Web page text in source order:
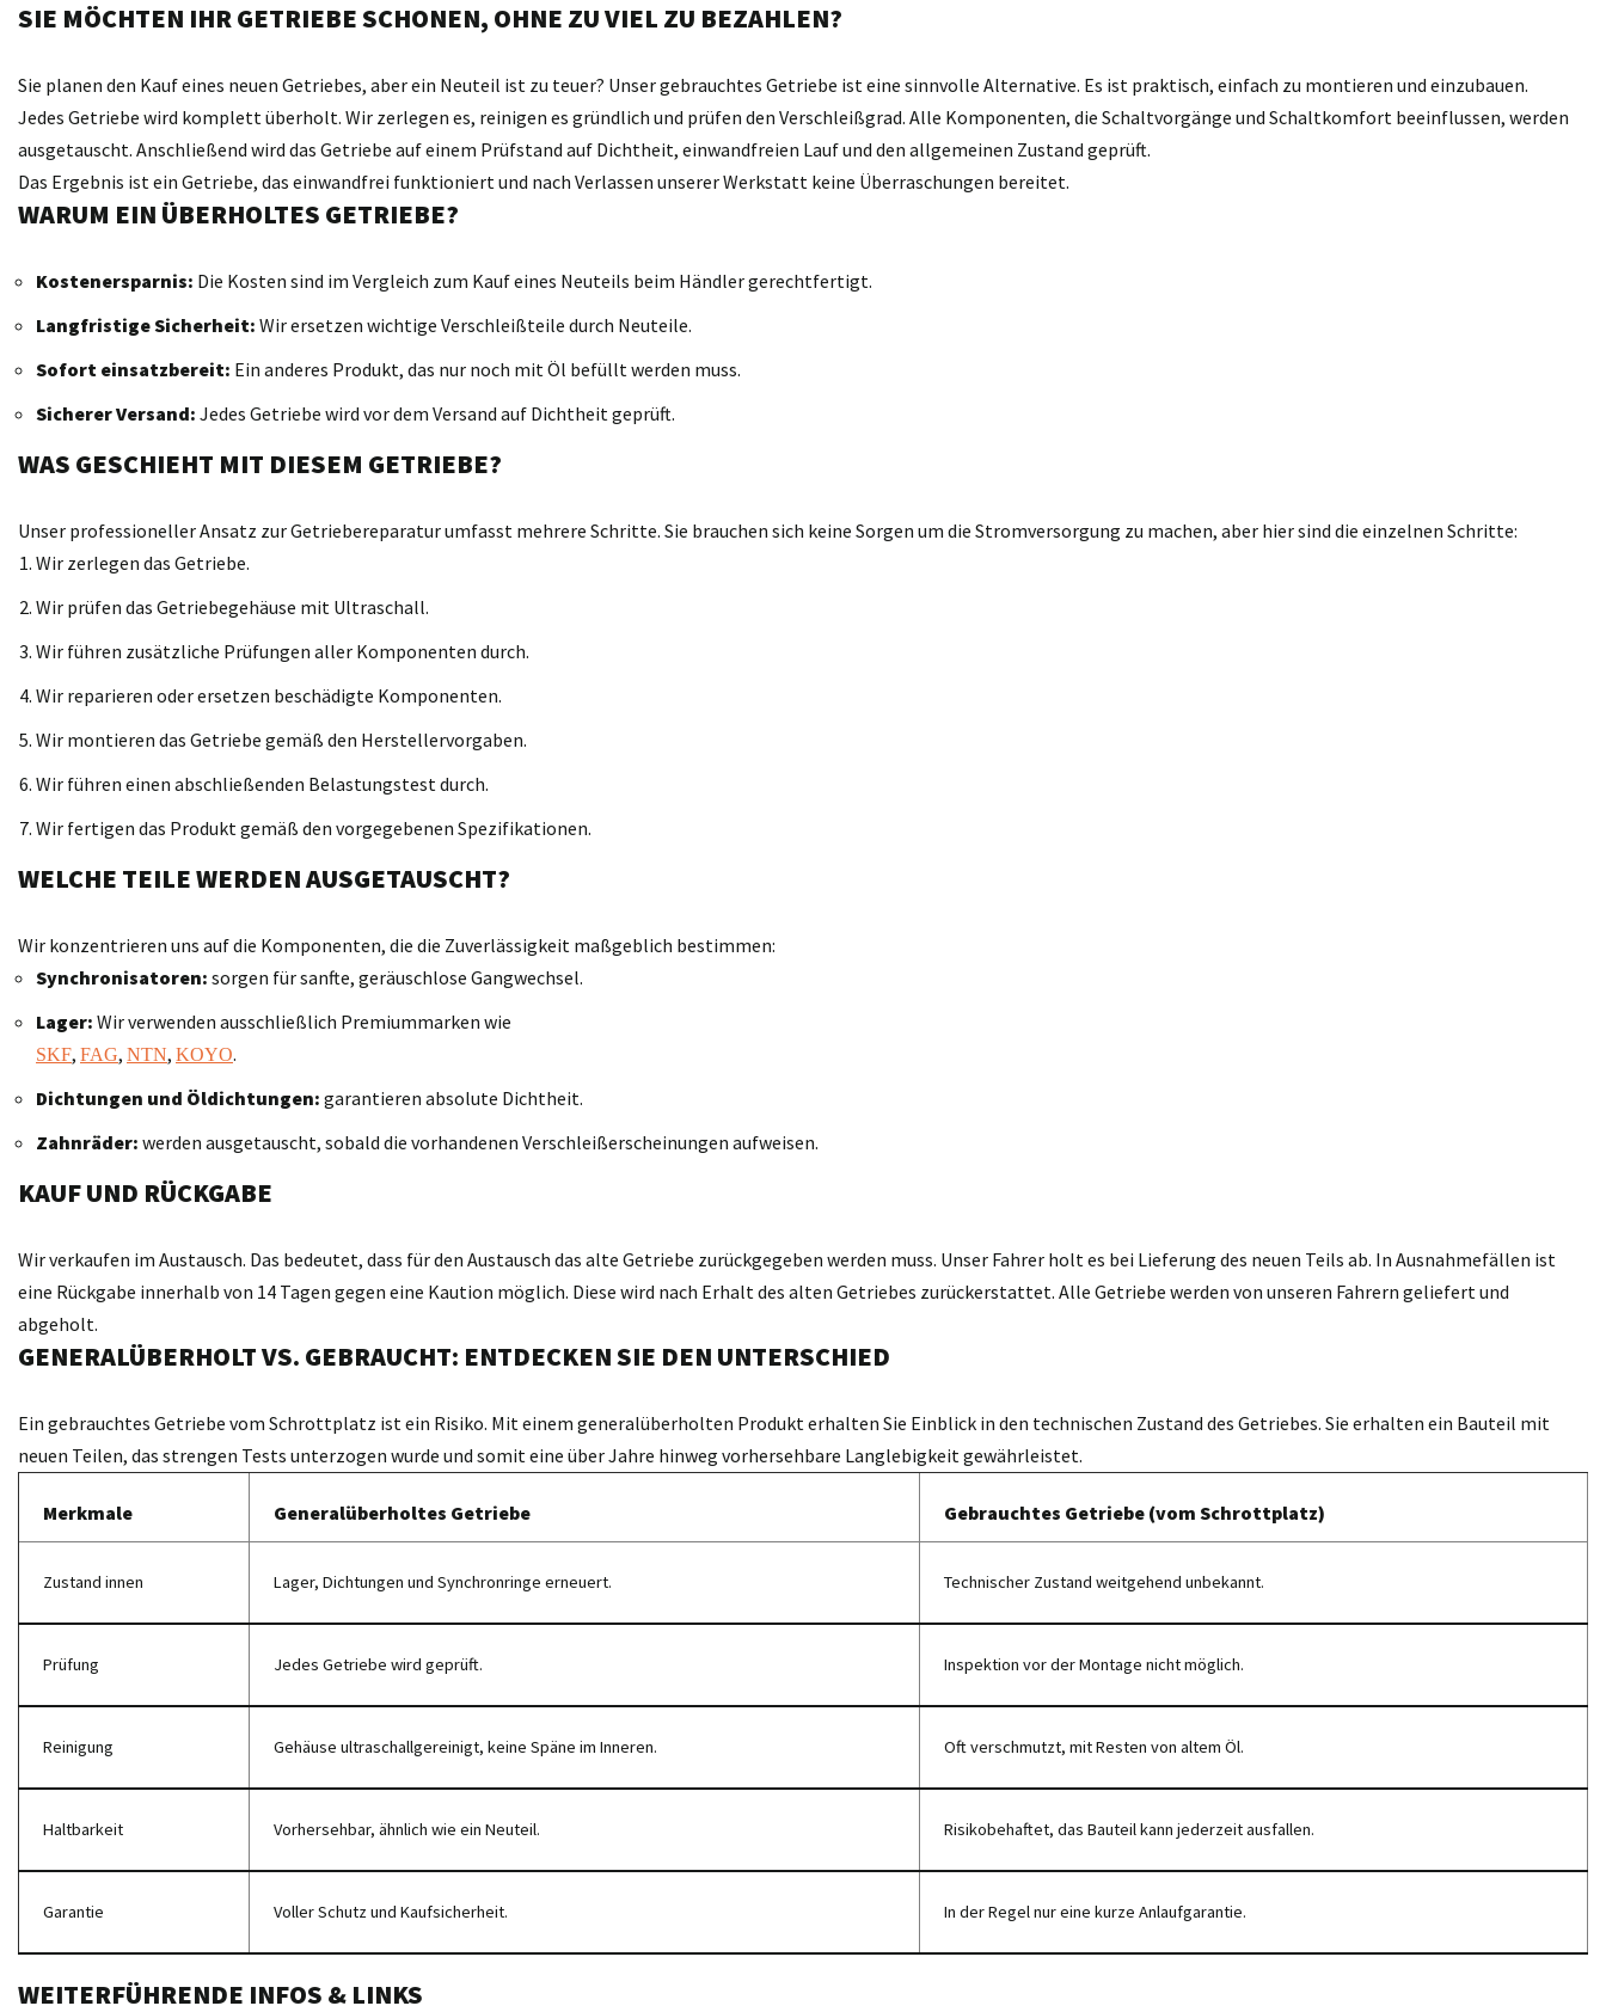
SIE MÖCHTEN IHR GETRIEBE SCHONEN, OHNE ZU VIEL ZU BEZAHLEN?
Sie planen den Kauf eines neuen Getriebes, aber ein Neuteil ist zu teuer? Unser gebrauchtes Getriebe ist eine sinnvolle Alternative. Es ist praktisch, einfach zu montieren und einzubauen.
Jedes Getriebe wird komplett überholt. Wir zerlegen es, reinigen es gründlich und prüfen den Verschleißgrad. Alle Komponenten, die Schaltvorgänge und Schaltkomfort beeinflussen, werden
ausgetauscht. Anschließend wird das Getriebe auf einem Prüfstand auf Dichtheit, einwandfreien Lauf und den allgemeinen Zustand geprüft.
Das Ergebnis ist ein Getriebe, das einwandfrei funktioniert und nach Verlassen unserer Werkstatt keine Überraschungen bereitet.
WARUM EIN ÜBERHOLTES GETRIEBE?
Kostenersparnis: Die Kosten sind im Vergleich zum Kauf eines Neuteils beim Händler gerechtfertigt.
Langfristige Sicherheit: Wir ersetzen wichtige Verschleißteile durch Neuteile.
Sofort einsatzbereit: Ein anderes Produkt, das nur noch mit Öl befüllt werden muss.
Sicherer Versand: Jedes Getriebe wird vor dem Versand auf Dichtheit geprüft.
WAS GESCHIEHT MIT DIESEM GETRIEBE?
Unser professioneller Ansatz zur Getriebereparatur umfasst mehrere Schritte. Sie brauchen sich keine Sorgen um die Stromversorgung zu machen, aber hier sind die einzelnen Schritte:
Wir zerlegen das Getriebe.
Wir prüfen das Getriebegehäuse mit Ultraschall.
Wir führen zusätzliche Prüfungen aller Komponenten durch.
Wir reparieren oder ersetzen beschädigte Komponenten.
Wir montieren das Getriebe gemäß den Herstellervorgaben.
Wir führen einen abschließenden Belastungstest durch.
Wir fertigen das Produkt gemäß den vorgegebenen Spezifikationen.
WELCHE TEILE WERDEN AUSGETAUSCHT?
Wir konzentrieren uns auf die Komponenten, die die Zuverlässigkeit maßgeblich bestimmen:
Synchronisatoren: sorgen für sanfte, geräuschlose Gangwechsel.
Lager: Wir verwenden ausschließlich Premiummarken wie
SKF, FAG, NTN, KOYO.
Dichtungen und Öldichtungen: garantieren absolute Dichtheit.
Zahnräder: werden ausgetauscht, sobald die vorhandenen Verschleißerscheinungen aufweisen.
KAUF UND RÜCKGABE
Wir verkaufen im Austausch. Das bedeutet, dass für den Austausch das alte Getriebe zurückgegeben werden muss. Unser Fahrer holt es bei Lieferung des neuen Teils ab. In Ausnahmefällen ist
eine Rückgabe innerhalb von 14 Tagen gegen eine Kaution möglich. Diese wird nach Erhalt des alten Getriebes zurückerstattet. Alle Getriebe werden von unseren Fahrern geliefert und
abgeholt.
GENERALÜBERHOLT VS. GEBRAUCHT: ENTDECKEN SIE DEN UNTERSCHIED
Ein gebrauchtes Getriebe vom Schrottplatz ist ein Risiko. Mit einem generalüberholten Produkt erhalten Sie Einblick in den technischen Zustand des Getriebes. Sie erhalten ein Bauteil mit
neuen Teilen, das strengen Tests unterzogen wurde und somit eine über Jahre hinweg vorhersehbare Langlebigkeit gewährleistet.
Merkmale Generalüberholtes Getriebe Gebrauchtes Getriebe (vom Schrottplatz)
Zustand innen Lager, Dichtungen und Synchronringe erneuert. Technischer Zustand weitgehend unbekannt.
Prüfung Jedes Getriebe wird geprüft. Inspektion vor der Montage nicht möglich.
Reinigung Gehäuse ultraschallgereinigt, keine Späne im Inneren. Oft verschmutzt, mit Resten von altem Öl.
Haltbarkeit Vorhersehbar, ähnlich wie ein Neuteil. Risikobehaftet, das Bauteil kann jederzeit ausfallen.
Garantie Voller Schutz und Kaufsicherheit. In der Regel nur eine kurze Anlaufgarantie.
WEITERFÜHRENDE INFOS & LINKS